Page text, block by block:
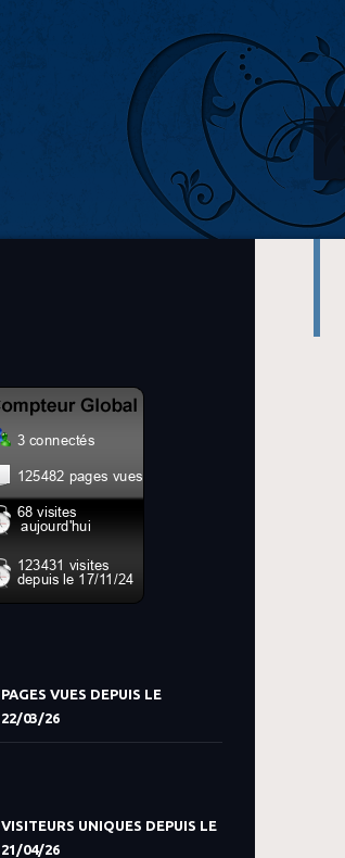
PAGES VUES DEPUIS LE
22/03/26
VISITEURS UNIQUES DEPUIS LE
21/04/26